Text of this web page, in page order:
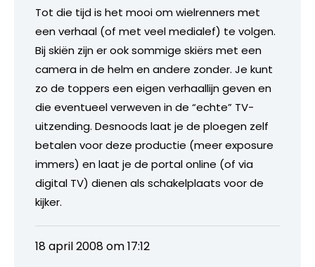
Tot die tijd is het mooi om wielrenners met
een verhaal (of met veel medialef) te volgen.
Bij skiën zijn er ook sommige skiërs met een
camera in de helm en andere zonder. Je kunt
zo de toppers een eigen verhaallijn geven en
die eventueel verweven in de “echte” TV-
uitzending. Desnoods laat je de ploegen zelf
betalen voor deze productie (meer exposure
immers) en laat je de portal online (of via
digital TV) dienen als schakelplaats voor de
kijker.
18 april 2008 om 17:12